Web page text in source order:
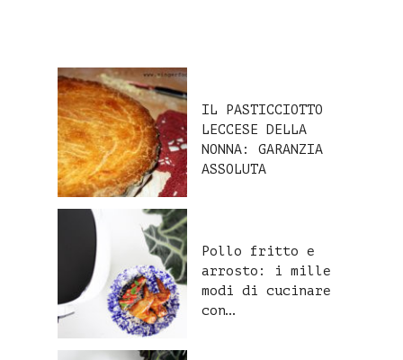
IL PASTICCIOTTO
LECCESE DELLA
NONNA: GARANZIA
ASSOLUTA
Pollo fritto e
arrosto: i mille
modi di cucinare
con…